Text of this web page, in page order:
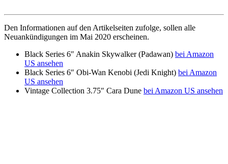
Den Informationen auf den Artikelseiten zufolge, sollen alle
Neuankündigungen im Mai 2020 erscheinen.
Black Series 6″ Anakin Skywalker (Padawan) bei Amazon
US ansehen
Black Series 6″ Obi-Wan Kenobi (Jedi Knight) bei Amazon
US ansehen
Vintage Collection 3.75″ Cara Dune bei Amazon US ansehen